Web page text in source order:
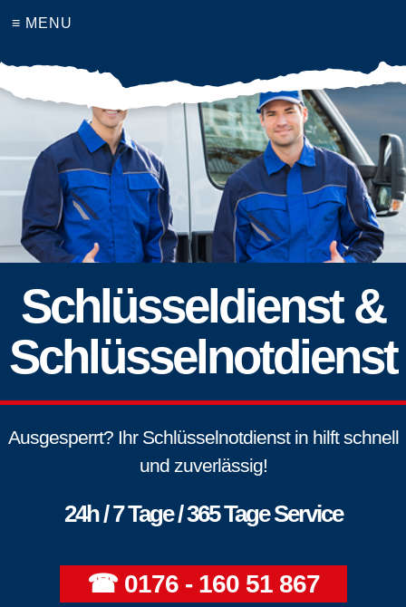
≡ MENU
Schlüsseldienst &
Schlüsselnotdienst
Ausgesperrt? Ihr Schlüsselnotdienst in hilft schnell
und zuverlässig!
24h / 7 Tage / 365 Tage Service
☎ 0176 - 160 51 867